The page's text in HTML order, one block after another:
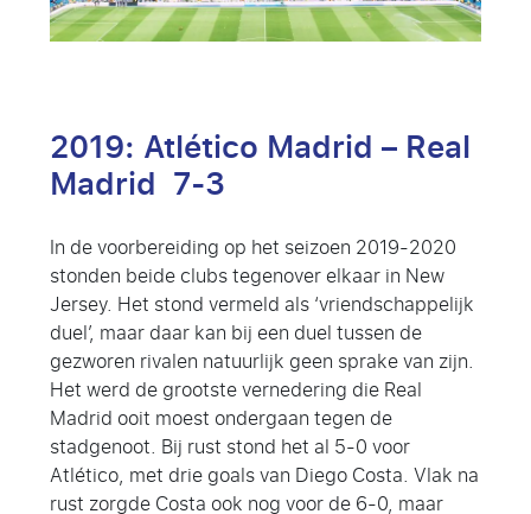
2019: Atlético Madrid – Real
Madrid 7-3
In de voorbereiding op het seizoen 2019-2020
stonden beide clubs tegenover elkaar in New
Jersey. Het stond vermeld als ‘vriendschappelijk
duel’, maar daar kan bij een duel tussen de
gezworen rivalen natuurlijk geen sprake van zijn.
Het werd de grootste vernedering die Real
Madrid ooit moest ondergaan tegen de
stadgenoot. Bij rust stond het al 5-0 voor
Atlético, met drie goals van Diego Costa. Vlak na
rust zorgde Costa ook nog voor de 6-0, maar